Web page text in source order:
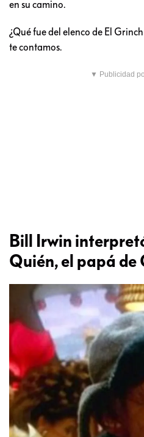
en su camino.
¿Qué fue del elenco de El
te contamos.
▼ Publicidad
Bill Irwin
Quién, el papá de